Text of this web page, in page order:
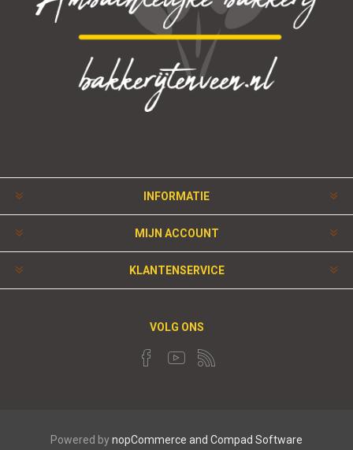
INFORMATIE
MIJN ACCOUNT
KLANTENSERVICE
VOLG ONS
Powered bynopCommerce and Compad Software